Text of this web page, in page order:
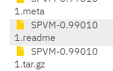
1.meta
SPVM-0.99010
1.readme
SPVM-0.99010
1.tar.gz